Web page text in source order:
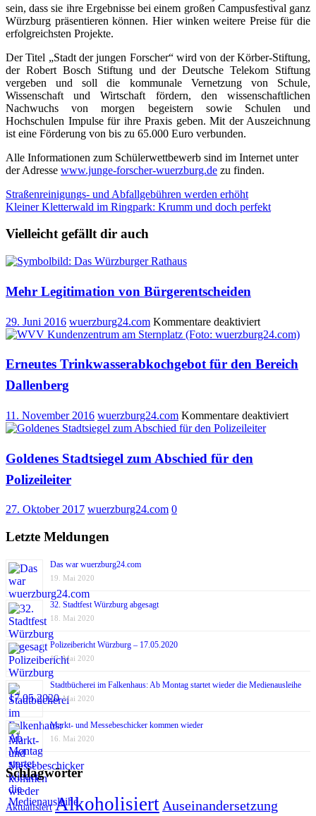
sein, dass sie ihre Ergebnisse bei einem großen Campusfestival ganz
Würzburg präsentieren können. Hier winken weitere Preise für die
erfolgreichsten Projekte.
Der Titel „Stadt der jungen Forscher“ wird von der Körber-Stiftung,
der Robert Bosch Stiftung und der Deutsche Telekom Stiftung
vergeben und soll die kommunale Vernetzung von Schule,
Wissenschaft und Wirtschaft fördern, den wissenschaftlichen
Nachwuchs von morgen begeistern sowie Schulen und
Hochschulen Impulse für ihre Praxis geben. Mit der Auszeichnung
ist eine Förderung von bis zu 65.000 Euro verbunden.
Alle Informationen zum Schülerwettbewerb sind im Internet unter
der Adresse www.junge-forscher-wuerzburg.de zu finden.
Beitragsnavigation
Straßenreinigungs- und Abfallgebühren werden erhöht
Kleiner Kletterwald im Ringpark: Krumm und doch perfekt
Vielleicht gefällt dir auch
Mehr Legitimation von Bürgerentscheiden
29. Juni 2016 wuerzburg24.com Kommentare deaktiviertfür
Mehr
von
Erneutes Trinkwasserabkochgebot für den Bereich
Dallenberg
11. November 2016 wuerzburg24.com Kommentare deaktiviertfür
Goldenes Stadtsiegel zum Abschied für den
Polizeileiter
27. Oktober 2017 wuerzburg24.com 0
Letzte Meldungen
Das war wuerzburg24.com
19. Mai 2020
32. Stadtfest Würzburg abgesagt
18. Mai 2020
Polizeibericht Würzburg – 17.05.2020
17. Mai 2020
Stadtbücherei im Falkenhaus: Ab Montag startet wieder die Medienausleihe
17. Mai 2020
Markt- und Messebeschicker kommen wieder
16. Mai 2020
Schlagwörter
Aktualisiert Alkoholisiert Auseinandersetzung